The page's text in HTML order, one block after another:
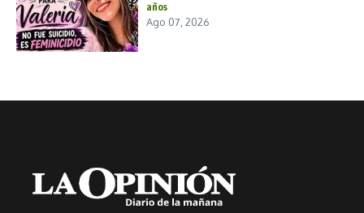
años
Ago 07, 2026